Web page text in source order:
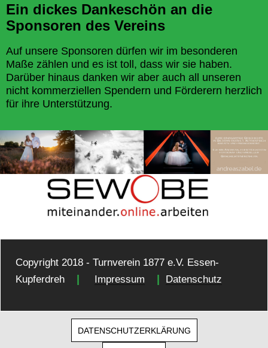
Ein dickes Dankeschön an die
Sponsoren des Vereins
Auf unsere Sponsoren dürfen wir im besonderen
Maße zählen und es ist toll, dass wir sie haben.
Darüber hinaus danken wir aber auch all unseren
nicht kommerziellen Spendern und Förderern herzlich
für ihre Unterstützung.
Copyright 2018 - Turnverein 1877 e.V. Essen-
Kupferdreh
Impressum Datenschutz
DATENSCHUTZERKLÄRUNG